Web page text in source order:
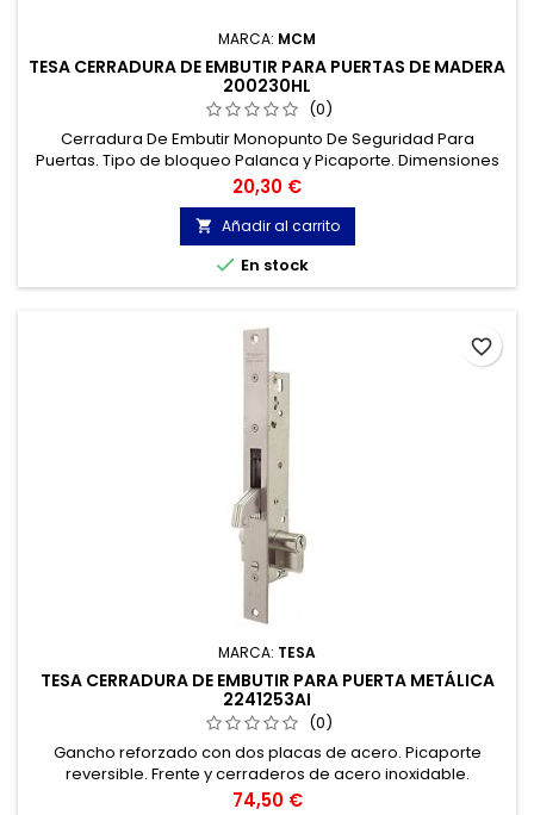
MARCA: MCM
TESA CERRADURA DE EMBUTIR PARA PUERTAS DE MADERA
200230HL
(0)
Cerradura De Embutir Monopunto De Seguridad Para
Puertas. Tipo de bloqueo Palanca y Picaporte. Dimensiones
del producto: largo x ancho x alto 12 x 8.5 x 3 centímetros
Precio
20,30 €
 Añadir al carrito
 En stock
MARCA: TESA
TESA CERRADURA DE EMBUTIR PARA PUERTA METÁLICA
2241253AI
(0)
Gancho reforzado con dos placas de acero. Picaporte
reversible. Frente y cerraderos de acero inoxidable.
Precio
74,50 €
favorite_border